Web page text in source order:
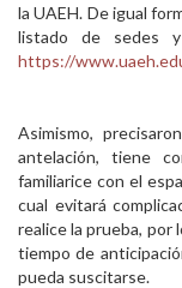
la UAEH. De igual
listado de sedes
https://
Asimismo,
antelación, tiene
familiarice con el
cual evitará
realice la prueba, por
tiempo de
pueda suscitarse.